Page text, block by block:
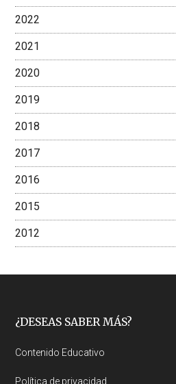
2022
2021
2020
2019
2018
2017
2016
2015
2012
Footer
¿DESEAS SABER MÁS?
Contenido Educativo
Política de privacidad